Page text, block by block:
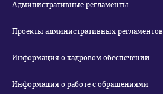
Административные регламенты
Проекты административных регламентов
Информация о кадровом обеспечении
Информация о работе с обращениями